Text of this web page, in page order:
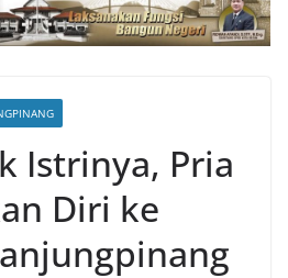
Istrinya, Pria
Diri ke